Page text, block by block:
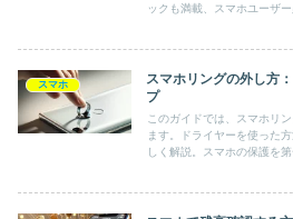
ックも満載、スマホユーザ
スマホ
スマホリングの外し方
プ
このガイドでは、スマホリ
ます。ドライヤーを使った
しく解説。スマホの保護を